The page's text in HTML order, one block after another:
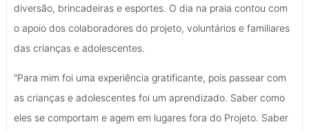
diversão, brincadeiras e esportes. O dia na praia contou com
o apoio dos colaboradores do projeto, voluntários e familiares
das crianças e adolescentes.
"Para mim foi uma experiência gratificante, pois passear com
as crianças e adolescentes foi um aprendizado. Saber como
eles se comportam e agem em lugares fora do Projeto. Saber